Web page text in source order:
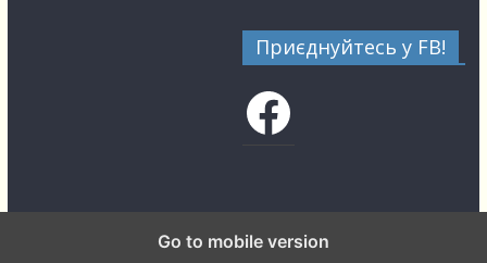
Приєднуйтесь у FB!
Facebook
Go to mobile version